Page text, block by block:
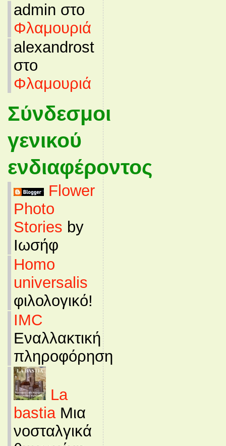
admin στο
Φλαμουριά
alexandrost
στο
Φλαμουριά
Σύνδεσμοι
γενικού
ενδιαφέροντος
Flower
Photo
Stories by
Ιωσήφ
Homo
universalis
φιλολογικό!
IMC
Εναλλακτική
πληροφόρηση
La
bastiaΜια
νοσταλγικά